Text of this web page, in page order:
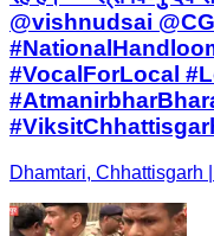
@vishnudsai
#VocalForLocal
Dhamtari, Chhattisgarh